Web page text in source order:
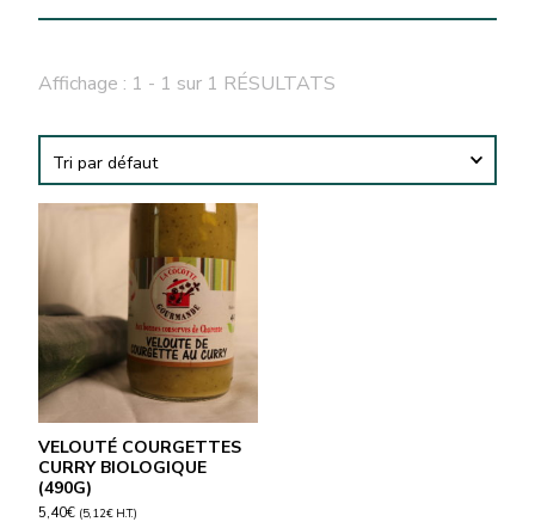
Affichage : 1 - 1 sur 1 RÉSULTATS
VELOUTÉ COURGETTES
CURRY BIOLOGIQUE
(490G)
5,40€ (5,12€ H.T.)